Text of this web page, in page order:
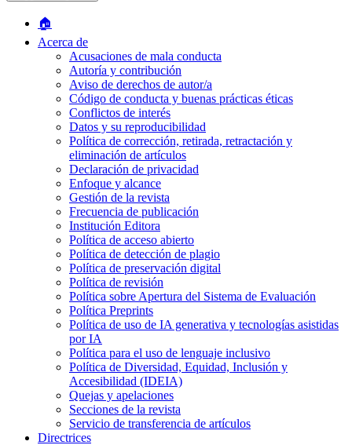
🏠︎
Acerca de
Acusaciones de mala conducta
Autoría y contribución
Aviso de derechos de autor/a
Código de conducta y buenas prácticas éticas
Conflictos de interés
Datos y su reproducibilidad
Política de corrección, retirada, retractación y
eliminación de artículos
Declaración de privacidad
Enfoque y alcance
Gestión de la revista
Frecuencia de publicación
Institución Editora
Política de acceso abierto
Política de detección de plagio
Política de preservación digital
Política de revisión
Política sobre Apertura del Sistema de Evaluación
Política Preprints
Política de uso de IA generativa y tecnologías asistidas
por IA
Política para el uso de lenguaje inclusivo
Política de Diversidad, Equidad, Inclusión y
Accesibilidad (IDEIA)
Quejas y apelaciones
Secciones de la revista
Servicio de transferencia de artículos
Directrices